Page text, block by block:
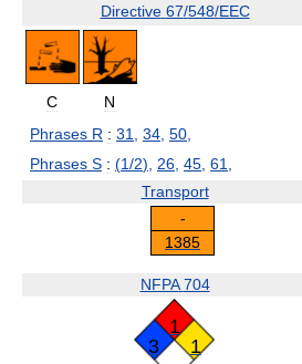
Directive 67/548/EEC
C
N
Phrases R : 31 34 50
Phrases S : (1/2), 26 45 61
Transport
-
1385
NFPA 704
1
3
1